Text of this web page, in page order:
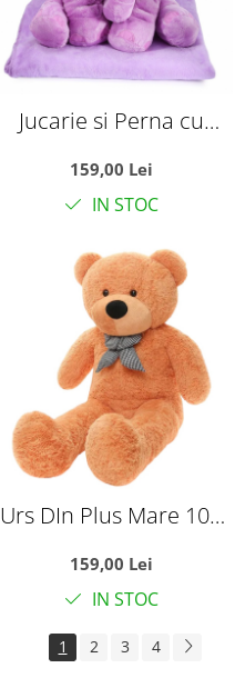
Jucarie si Perna cu
Elefantul Puffy Mov
159,00 Lei
IN STOC
Urs DIn Plus Mare 100
159,00 Lei
IN STOC
1 2 3 4